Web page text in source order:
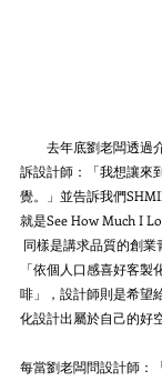
去年底劉老闆透過介
訴設計師：「我想讓來
覺。」並告訴我們
就是See How Much I
「依個人口感喜好客
啡」，設計師則是希望
化設計出屬於自己的好
每當劉老闆問設計師：